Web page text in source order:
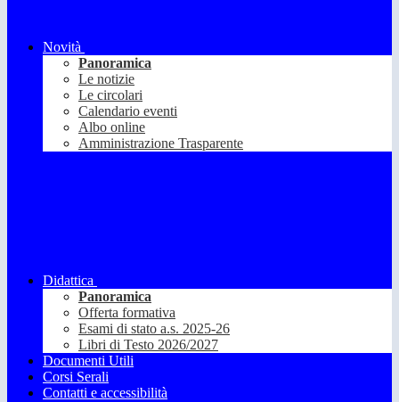
Novità
Panoramica
Le notizie
Le circolari
Calendario eventi
Albo online
Amministrazione Trasparente
Didattica
Panoramica
Offerta formativa
Esami di stato a.s. 2025-26
Libri di Testo 2026/2027
Documenti Utili
Corsi Serali
Contatti e accessibilità